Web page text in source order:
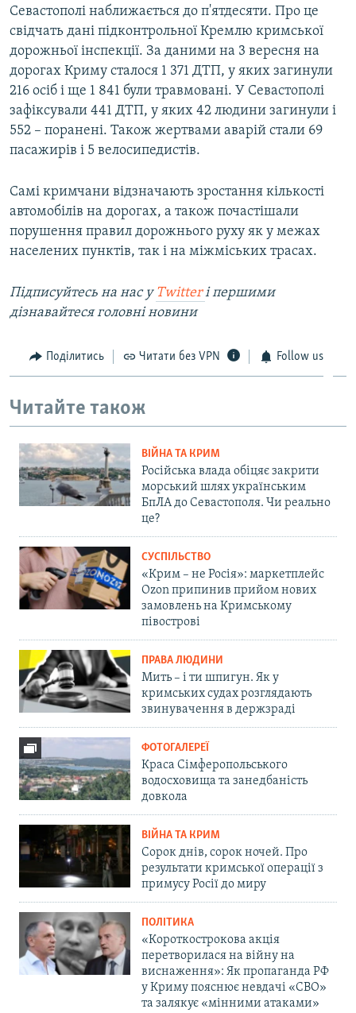
Севастополі наближається до п'ятдесяти. Про це
свідчать дані підконтрольної Кремлю кримської
дорожньої інспекції. За даними на 3 вересня на
дорогах Криму сталося 1 371 ДТП, у яких загинули
216 осіб і ще 1 841 були травмовані. У Севастополі
зафіксували 441 ДТП, у яких 42 людини загинули і
552 – поранені. Також жертвами аварій стали 69
пасажирів і 5 велосипедистів.
Самі кримчани відзначають зростання кількості
автомобілів на дорогах, а також почастішали
порушення правил дорожнього руху як у межах
населених пунктів, так і на міжміських трасах.
Підписуйтесь на наc у Twitterі першими
дізнавайтеся головні новини
Поділитись Читати без VPN Follow us
Читайте також
ВІЙНА ТА КРИМ
Російська влада обіцяє закрити
морський шлях українським
БпЛА до Севастополя. Чи реально
це?
СУСПІЛЬСТВО
«Крим – не Росія»: маркетплейс
Ozon припинив прийом нових
замовлень на Кримському
півострові
ПРАВА ЛЮДИНИ
Мить – і ти шпигун. Як у
кримських судах розглядають
звинувачення в держзраді
ФОТОГАЛЕРЕЇ
Краса Сімферопольського
водосховища та занедбаність
довкола
ВІЙНА ТА КРИМ
Сорок днів, сорок ночей. Про
результати кримської операції з
примусу Росії до миру
ПОЛІТИКА
«Короткострокова акція
перетворилася на війну на
виснаження»: Як пропаганда РФ
у Криму пояснює невдачі «СВО»
та залякує «мінними атаками»